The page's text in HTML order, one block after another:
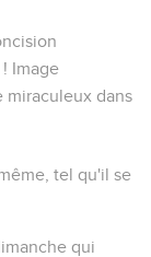
Image
miraculeux dans
tel qu'il se
qui